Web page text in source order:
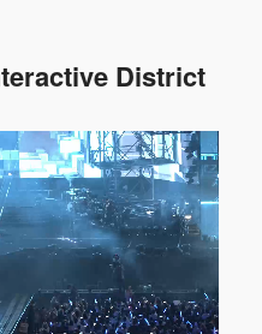
District